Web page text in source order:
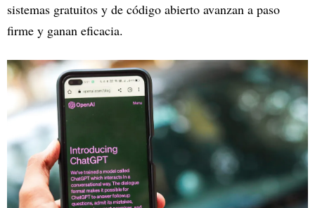
sistemas gratuitos y de código abierto avanzan a paso
firme y ganan eficacia.